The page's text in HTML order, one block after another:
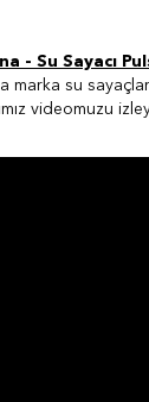
- Su Sayacı
marka su
videomuzu